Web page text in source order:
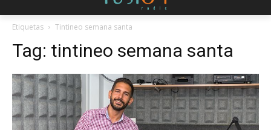
Etiquetas Tintineo semana santa
Tag: tintineo semana santa